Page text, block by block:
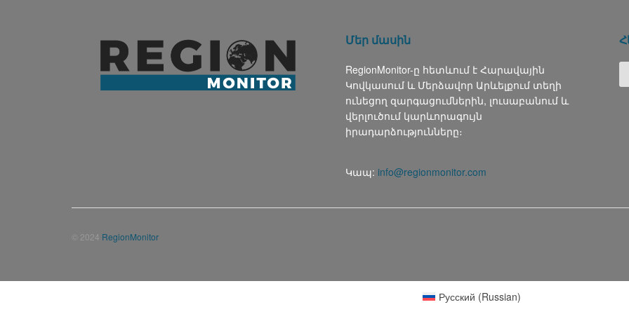
Մեր մասին
RegionMonitor-ը հետևում է Հարավային
Կովկասում և Մերձավոր Արևելքում տեղի
ունեցող զարգացումներին, լուսաբանում և
վերլուծում կարևորագույն
իրադարձությունները։
Կապ: info@regionmonitor.com
© 2024 RegionMonitor
Русский (Russian)